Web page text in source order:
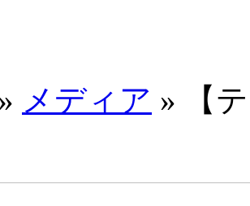
メディア » 【